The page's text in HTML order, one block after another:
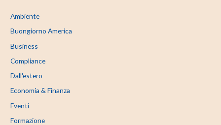
Ambiente
Buongiorno America
Business
Compliance
Dall'estero
Economia & Finanza
Eventi
Formazione